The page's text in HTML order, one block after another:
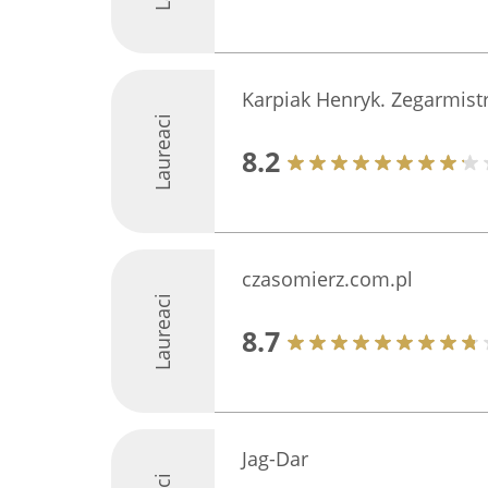
Laureaci
Karpiak Henryk.
8.2
Laureaci
czasomierz.com.pl
8.7
Jag-Dar